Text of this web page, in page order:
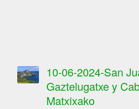
10-06-2024-San
Gaztelugatxe y
Matxixako